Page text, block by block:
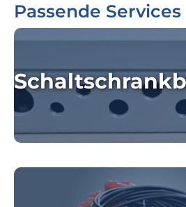
Passende Services